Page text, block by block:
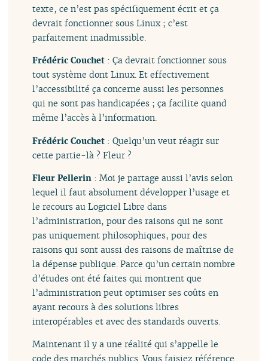
texte, ce n’est pas spécifiquement écrit et ça
devrait fonctionner sous Linux ; c’est
parfaitement inadmissible.
Frédéric Couchet : Ça devrait fonctionner sous
tout système dont Linux. Et effectivement
l’accessibilité ça concerne aussi les personnes
qui ne sont pas handicapées ; ça facilite quand
même l’accès à l’information.
Frédéric Couchet : Quelqu’un veut réagir sur
cette partie-là ? Fleur ?
Fleur Pellerin : Moi je partage aussi l’avis selon
lequel il faut absolument développer l’usage et
le recours au Logiciel Libre dans
l’administration, pour des raisons qui ne sont
pas uniquement philosophiques, pour des
raisons qui sont aussi des raisons de maîtrise de
la dépense publique. Parce qu’un certain nombre
d’études ont été faites qui montrent que
l’administration peut optimiser ses coûts en
ayant recours à des solutions libres
interopérables et avec des standards ouverts.
Maintenant il y a une réalité qui s’appelle le
code des marchés publics. Vous faisiez référence